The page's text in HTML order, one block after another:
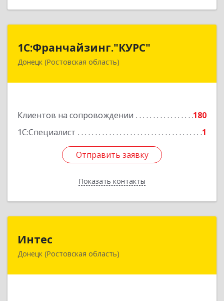
1С:Франчайзинг."КУРС"
Донецк (Ростовская область)
Клиентов на сопровождении
180
1С:Специалист
1
Отправить заявку
Показать контакты
1С:Франчайзинг."КУРС"
346330, Ростовская обл, Донецк г, Благодатный
Отправить заявку
Назад
Интес
Донецк (Ростовская область)
346330, Ростовская обл, Донецк г, 60-й кв-л,